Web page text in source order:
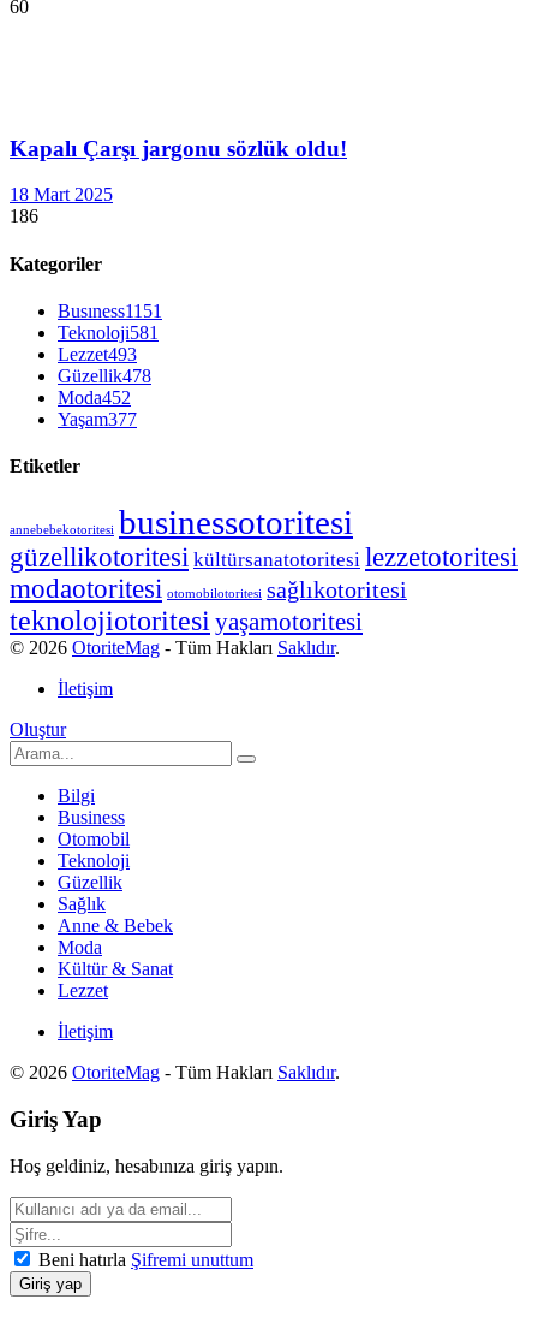
60
Kapalı Çarşı jargonu sözlük oldu!
18 Mart 2025
186
Kategoriler
Busıness1151
Teknoloji581
Lezzet493
Güzellik478
Moda452
Yaşam377
Etiketler
annebebekotoritesi businessotoritesi
güzellikotoritesi kültürsanatotoritesi lezzetotoritesi
modaotoritesi otomobilotoritesi sağlıkotoritesi
teknolojiotoritesiyaşamotoritesi
© 2026 OtoriteMag - Tüm Hakları Saklıdır.
İletişim
Oluştur
Bilgi
Business
Otomobil
Teknoloji
Güzellik
Sağlık
Anne & Bebek
Moda
Kültür & Sanat
Lezzet
İletişim
© 2026 OtoriteMag - Tüm Hakları Saklıdır.
Giriş Yap
Hoş geldiniz, hesabınıza giriş yapın.
Beni hatırla Şifremi unuttum